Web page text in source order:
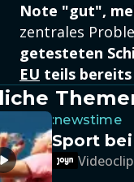
Note "gut",
zentrales
getesteten
EU teils
:newstime
Sport